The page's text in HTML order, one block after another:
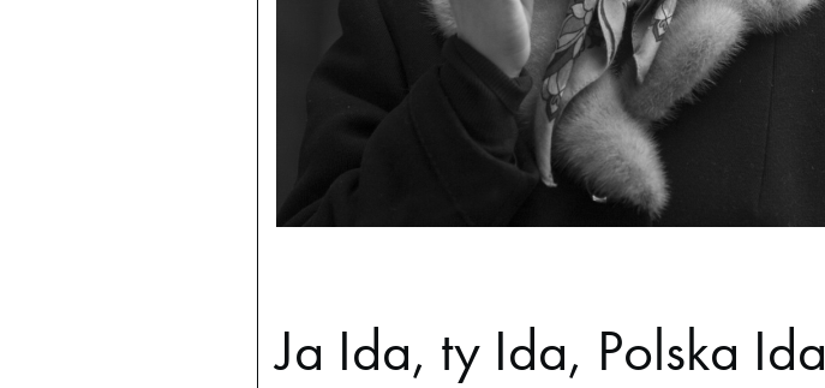
Ja Ida, ty Ida, Polska Ida